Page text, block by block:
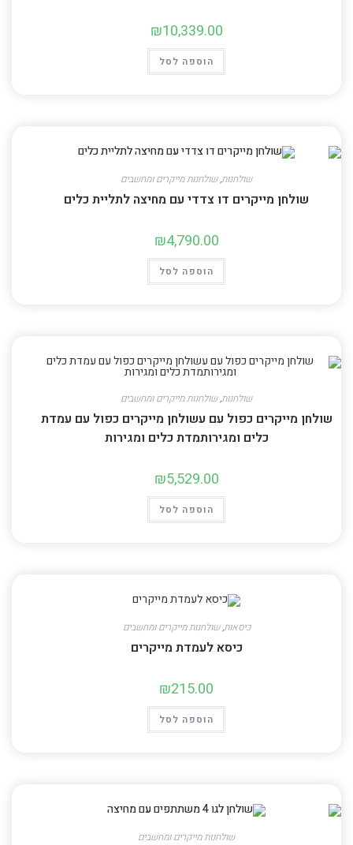
₪10,339.00
הוספה לסל
שולחנות,שולחנות מייקרים ומחשבים
שולחן מייקרים דו צדדי עם מחיצה לתליית כלים
₪4,790.00
הוספה לסל
שולחנות,שולחנות מייקרים ומחשבים
שולחן מייקרים כפול עם עשולחן מייקרים כפול עם עמדת
כלים ומגירותמדת כלים ומגירות
₪5,529.00
הוספה לסל
כיסאות,שולחנות מייקרים ומחשבים
כיסא לעמדת מייקרים
₪215.00
הוספה לסל
שולחנות מייקרים ומחשבים